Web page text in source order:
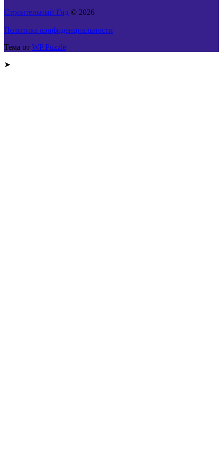
Строительный Гид © 2026
Политика конфиденциальности
Тема от WP Puzzle
➤